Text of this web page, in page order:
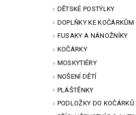
DĚTSKÉ POSTÝLKY
DOPLŇKY KE KOČÁRKŮM
FUSAKY A NÁNOŽNÍKY
KOČÁRKY
MOSKYTIÉRY
NOŠENÍ DĚTÍ
PLÁŠTĚNKY
PODLOŽKY DO KOČÁRKŮ